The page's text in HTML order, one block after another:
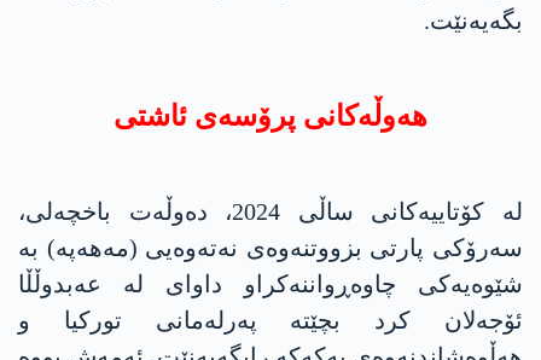
بگەیەنێت.
هەوڵەکانی پرۆسەی ئاشتی
لە کۆتاییەکانی ساڵی 2024، دەوڵەت باخچەلی،
سەرۆکی پارتی بزووتنەوەی نەتەوەیی (مەهەپە) بە
شێوەیەکی چاوەڕواننەکراو داوای لە عەبدوڵڵا
ئۆجەلان کرد بچێتە پەرلەمانی تورکیا و